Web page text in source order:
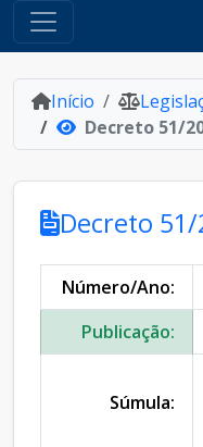
Início
Decreto 51/
Decreto 51/
Número/Ano:
Publicação:
Súmula: